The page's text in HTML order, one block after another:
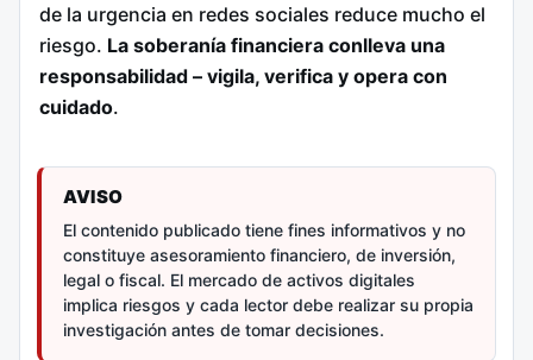
de la urgencia en redes sociales reduce mucho el
riesgo. La soberanía financiera conlleva una
responsabilidad – vigila, verifica y opera con
cuidado.
AVISO
El contenido publicado tiene fines informativos y no
constituye asesoramiento financiero, de inversión,
legal o fiscal. El mercado de activos digitales
implica riesgos y cada lector debe realizar su propia
investigación antes de tomar decisiones.